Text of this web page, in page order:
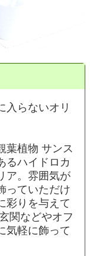
入らないオリ
葉植物 サンス
るハイドロカ
ア。雰囲気が
っていただけ
彩りを与えて
関などやオフ
気軽に飾って